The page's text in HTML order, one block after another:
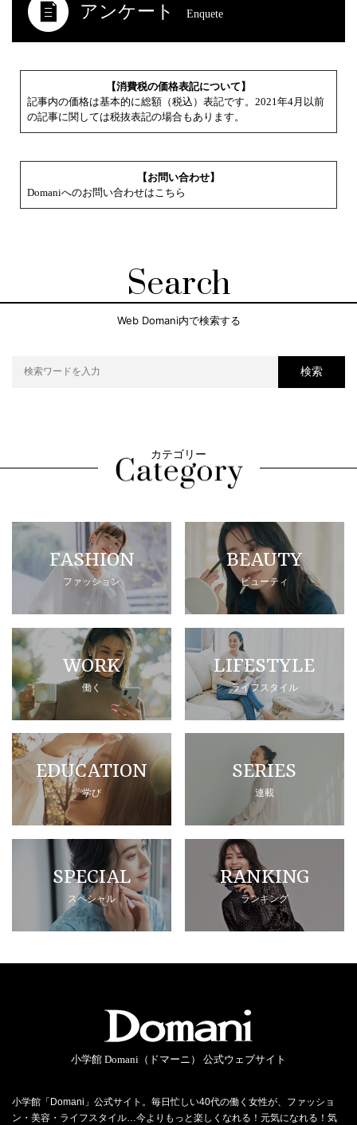
アンケート Enquete
【消費税の価格表記について】
記事内の価格は基本的に総額（税込）表記です。2021年4月以前
の記事に関しては税抜表記の場合もあります。
【お問い合わせ】
Domaniへのお問い合わせはこちら
Search
Web Domani内で検索する
検索
カテゴリー
FASHION
ファッション
BEAUTY
ビューティ
WORK
働く
LIFESTYLE
ライフスタイル
EDUCATION
学び
SERIES
連載
SPECIAL
スペシャル
RANKING
ランキング
小学館 Domani（ドマーニ） 公式ウェブサイト
小学館「Domani」公式サイト。毎日忙しい40代の働く女性が、ファッショ
ン・美容・ライフスタイル…今よりもっと楽しくなれる！元気になれる！気